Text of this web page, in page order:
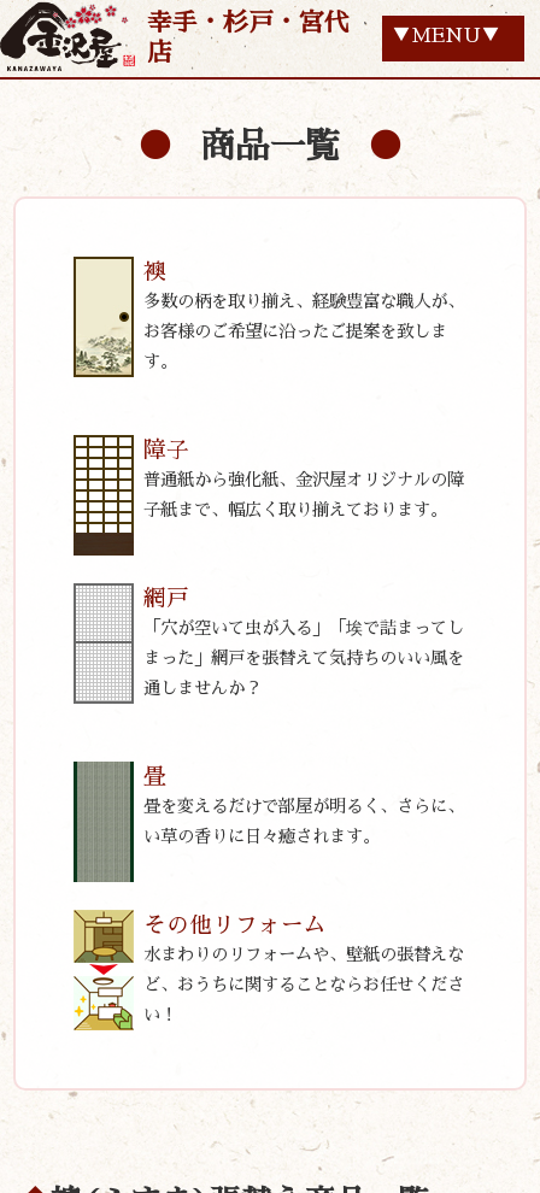
幸手・杉戸・宮代
店
▼MENU▼
商品一覧
襖
多数の柄を取り揃え、経験豊富な職人が、
お客様のご希望に沿ったご提案を致しま
す。
障子
普通紙から強化紙、金沢屋オリジナルの障
子紙まで、幅広く取り揃えております。
網戸
「穴が空いて虫が入る」「埃で詰まってし
まった」網戸を張替えて気持ちのいい風を
通しませんか？
畳
畳を変えるだけで部屋が明るく、さらに、
い草の香りに日々癒されます。
その他リフォーム
水まわりのリフォームや、壁紙の張替えな
ど、おうちに関することならお任せくださ
い！